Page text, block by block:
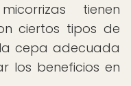
tienen
ciertos tipos de
cepa adecuada
los beneficios en